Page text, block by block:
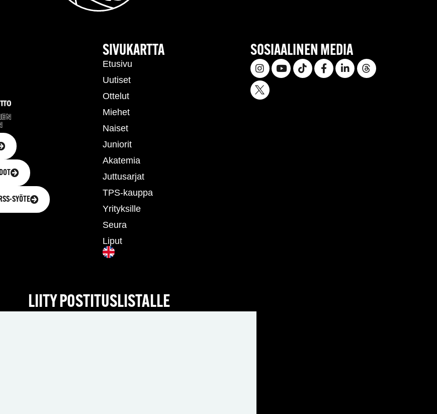
SYÖTE
SIVUKARTTA
Etusivu
Uutiset
Ottelut
Miehet
Naiset
Juniorit
Akatemia
Juttusarjat
TPS-kauppa
Yrityksille
Seura
Liput
SOSIAALINEN MEDIA
LIITY POSTITUSLISTALLE